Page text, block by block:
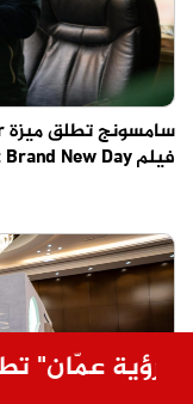
فيلم Spider-Man: Brand New Day من إنتاج سوني بيكتشرز
تطالب بعدم